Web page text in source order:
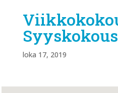
Syyskokous
loka 17, 2019